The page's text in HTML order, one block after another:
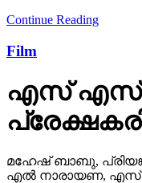
Continue Reading
Film
എസ് എസ്
മഹേഷ് ബാബു,
എൽ നാരായണ, എസ്